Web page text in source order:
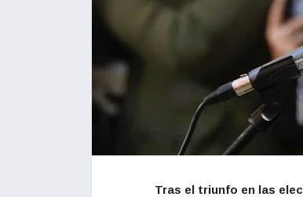
Tras el triunfo en las